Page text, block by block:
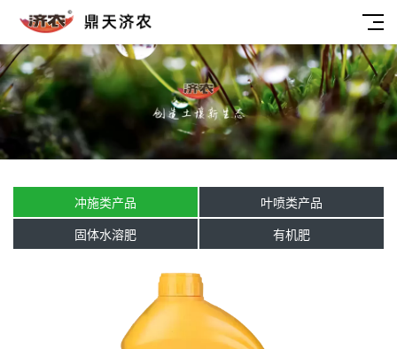
冲施类产品
叶喷类产品
固体水溶肥
有机肥